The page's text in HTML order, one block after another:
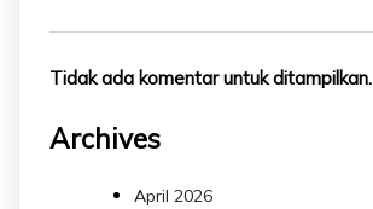
Tidak ada komentar untuk ditampilkan.
Archives
April 2026